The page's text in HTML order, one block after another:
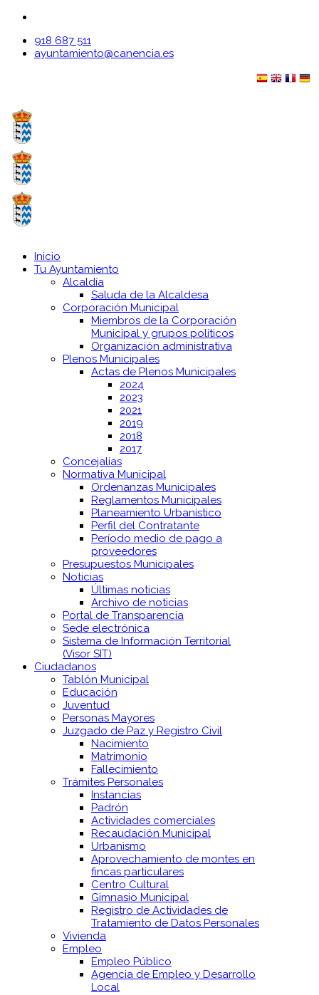
918 687 511
ayuntamiento@canencia.es
Inicio
Tu Ayuntamiento
Alcaldía
Saluda de la Alcaldesa
Corporación Municipal
Miembros de la Corporación
Municipal y grupos políticos
Organización administrativa
Plenos Municipales
Actas de Plenos Municipales
2024
2023
2021
2019
2018
2017
Concejalías
Normativa Municipal
Ordenanzas Municipales
Reglamentos Municipales
Planeamiento Urbanístico
Perfil del Contratante
Período medio de pago a
proveedores
Presupuestos Municipales
Noticias
Últimas noticias
Archivo de noticias
Portal de Transparencia
Sede electrónica
Sistema de Información Territorial
(Visor SIT)
Ciudadanos
Tablón Municipal
Educación
Juventud
Personas Mayores
Juzgado de Paz y Registro Civil
Nacimiento
Matrimonio
Fallecimiento
Trámites Personales
Instancias
Padrón
Actividades comerciales
Recaudación Municipal
Urbanismo
Aprovechamiento de montes en
fincas particulares
Centro Cultural
Gimnasio Municipal
Registro de Actividades de
Tratamiento de Datos Personales
Vivienda
Empleo
Empleo Público
Agencia de Empleo y Desarrollo
Local